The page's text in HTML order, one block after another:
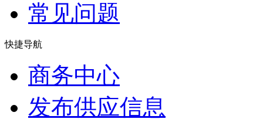
常见问题
快捷导航
商务中心
发布供应信息